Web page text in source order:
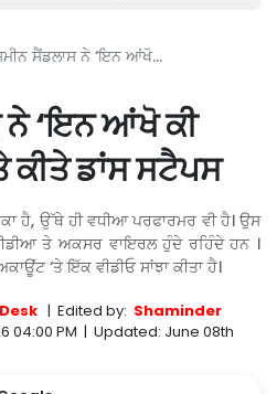
ਸੈਂਡਲਾਸ ਨੇ ‘ਇਨ ਆਂਖੋ...
ਨੇ ‘ਇਨ ਆਂਖੋ ਕੀ
ਕੀਤੇ ਡਾਂਸ ਸਟੈਪਸ
ਹੈ, ਉੱਥੇ ਹੀ ਵਧੀਆ ਪਰਫਾਰਮਰ ਵੀ ਹੈ। ਉਸ
ਤੇ ਅਕਸਰ ਵਾਇਰਲ ਹੁੰਦੇ ਰਹਿੰਦੇ ਹਨ ।
‘ਤੇ ਇੱਕ ਵੀਡੀਓ ਸਾਂਝਾ ਕੀਤਾ ਹੈ।
| Edited by: Shaminder
04:00 PM | Updated: June 08th